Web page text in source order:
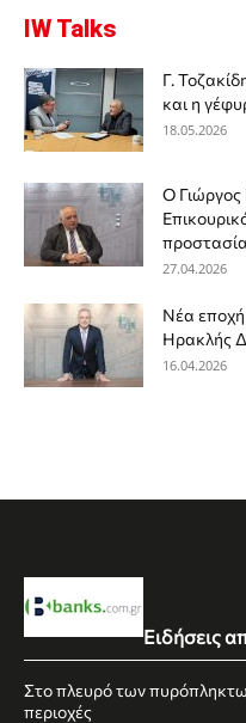
IW Talks
Γ.
και η
18.05.2026
Ο
27.04.2026
Νέα εποχή
Ηρακλής
16.04.2026
Ειδήσεις
Στο πλευρό των
περιοχές